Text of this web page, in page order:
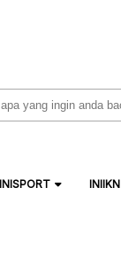
INISPORT INIIKN